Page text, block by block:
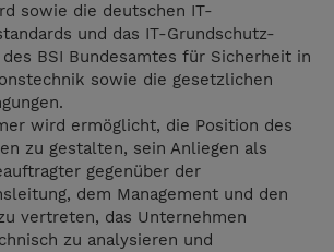
sowie die deutschen IT-
und das IT-Grundschutz-
BSI Bundesamtes für Sicherheit in
sowie die gesetzlichen
wird ermöglicht, die Position des
zu gestalten, sein Anliegen als
gegenüber der
dem Management und den
vertreten, das Unternehmen
zu analysieren und